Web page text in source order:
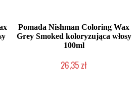
Pomada Nishman Coloring Wax
Grey Smoked koloryzująca włosy
100ml
26,35 zł